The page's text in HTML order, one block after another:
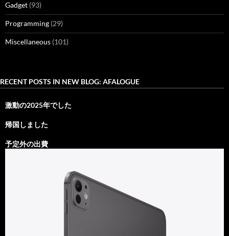
Gadget (93)
Programming (29)
Miscellaneous (101)
RECENT POSTS IN NEW BLOG: AFALOGUE
激動の2025年でした
帰国しました
予定外の出費